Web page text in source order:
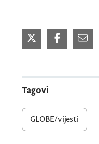
izazove u primjeni
potrebe škola u
Ključna tema
NASAviše neće
implementacije
će u januaru biti
Tagovi
GLOBE/vijesti